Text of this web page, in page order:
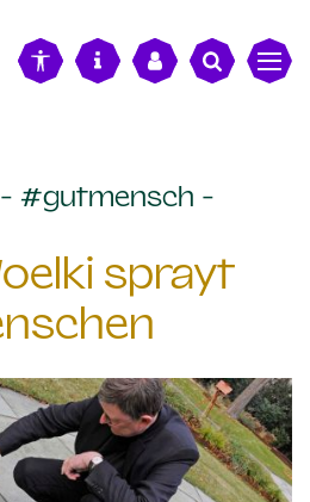
#gutmensch -
sprayt